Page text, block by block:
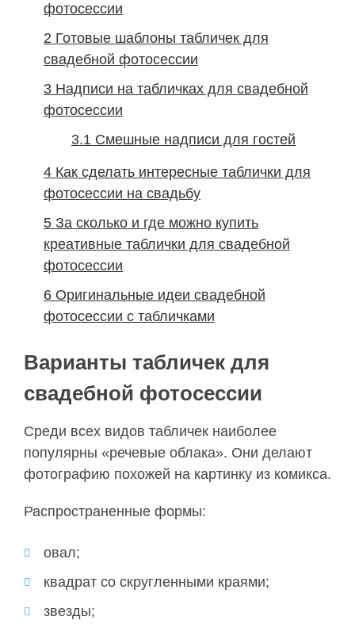
фотосессии
2 Готовые шаблоны табличек для
свадебной фотосессии
3 Надписи на табличках для свадебной
фотосессии
3.1 Смешные надписи для гостей
4 Как сделать интересные таблички для
фотосессии на свадьбу
5 За сколько и где можно купить
креативные таблички для свадебной
фотосессии
6 Оригинальные идеи свадебной
фотосессии с табличками
Варианты табличек для
свадебной фотосессии
Среди всех видов табличек наиболее
популярны «речевые облака». Они делают
фотографию похожей на картинку из комикса.
Распространенные формы:
овал;
квадрат со скругленными краями;
звезды;